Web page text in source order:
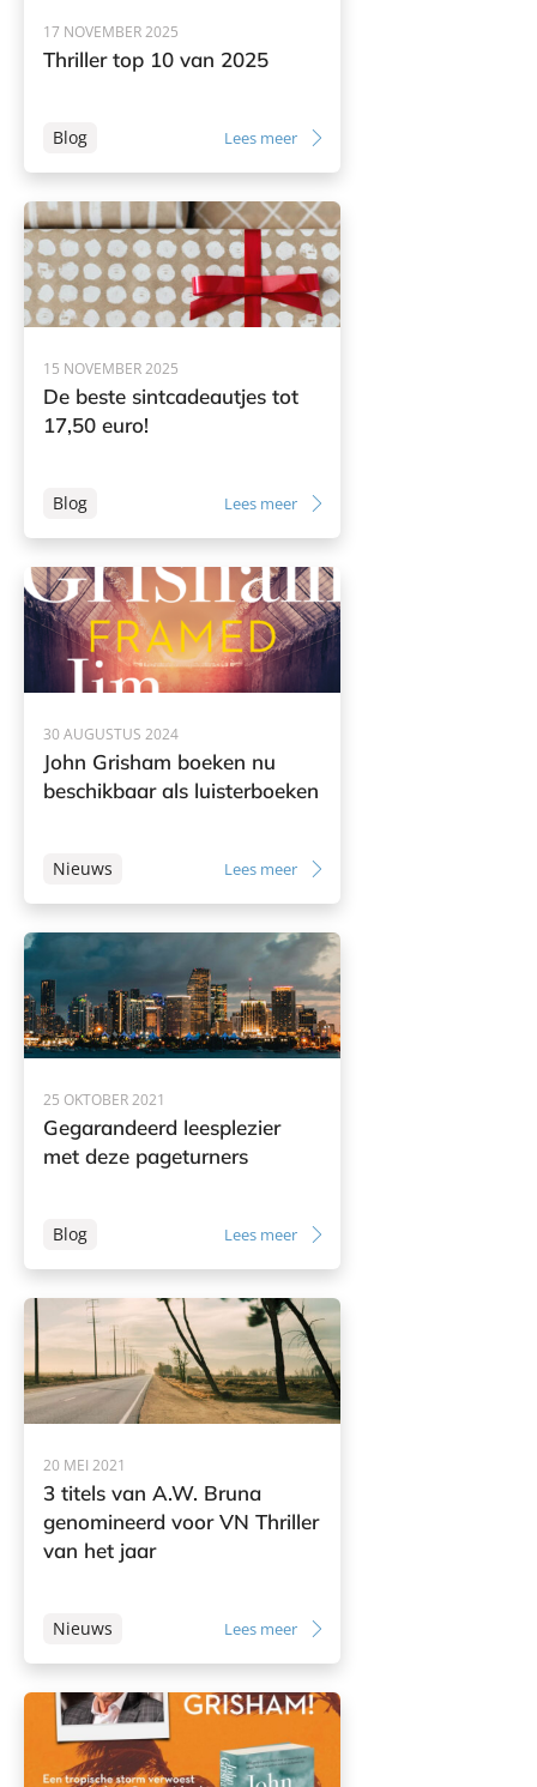
17 NOVEMBER 2025
Thriller top 10 van 2025
Blog Lees meer
15 NOVEMBER 2025
De beste sintcadeautjes tot
17,50 euro!
Blog Lees meer
30 AUGUSTUS 2024
John Grisham boeken nu
beschikbaar als luisterboeken
Nieuws Lees meer
25 OKTOBER 2021
Gegarandeerd leesplezier
met deze pageturners
Blog Lees meer
20 MEI 2021
3 titels van A.W. Bruna
genomineerd voor VN Thriller
van het jaar
Nieuws Lees meer